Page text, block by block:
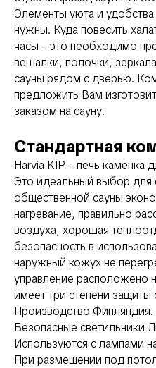
Элементы уюта и
нужны. Куда повесить
часы – это необходимо
вешалки, полочки,
сауны рядом с дверью.
предложить Вам
заказом на сауну.
Стандартная
Harvia KIP – печь каменка
Это идеальный выбор для
общественной сауны
нагревание, правильно
воздуха, хорошая
безопасность в
наружный кожух не
управление расположено
имеет три степени защиты
Производство Финляндия.
Безопасные светильники
Используются с лампами
При размещении под